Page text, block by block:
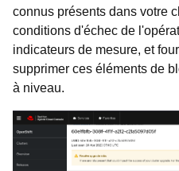
connus présents dans votre
conditions d'échec de
indicateurs de mesure, et
supprimer ces éléments de
à niveau.